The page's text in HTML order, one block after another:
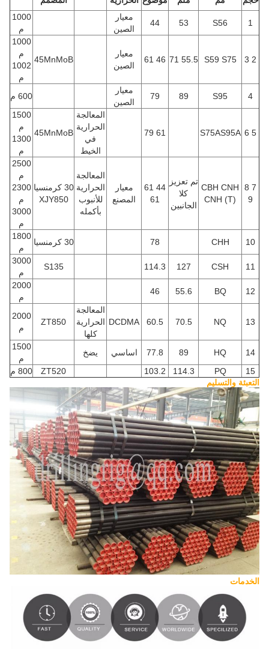
S56
53
44
معيار
الصين
1000
م
S59 S75
55.5 71
46 61
معيار
الصين
45MnMoB
1000
م
1002
م
4
S95
89
79
معيار
الصين
600 م
5 6
S75AS95A
61 79
المعالجة
الحرارية
في
الخيط
45MnMoB
1500
م
1300
م
7 8
CBH CNH
CNH (T)
تم تعزيز
كلا
الجانبين
44 61
61
معيار
المصنع
المعالجة
الحرارية
للأنبوب
بأكمله
30 كرمنسيا
XJY850
2500
م
2300
م
3000
م
10
CHH
78 30 كرمنسيا
1800
م
11
CSH
127
114.3
S135
3000
م
12
BQ
55.6
46
2000
م
13
NQ
70.5
60.5
DCDMA
المعالجة
الحرارية
كلها
ZT850
2000
م
14
HQ
89
77.8 اساسي يضخ
1500
م
15
PQ
114.3
103.2
ZT520
800 م
التعبئة والتسليم
الخدمات